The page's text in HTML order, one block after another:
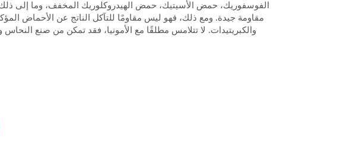
الفوسفوريك، حمض الأسيتيك، حمض الهيدروكلوريك المخفف، وما إلى ذلك
مقاومة جيدة. ومع ذلك، فهو ليس مقاومًا للتآكل الناتج عن الأحماض
والكبريتيدات. لا تتلامس مطلقًا مع الأمونيا، فقد تمكن من صنع